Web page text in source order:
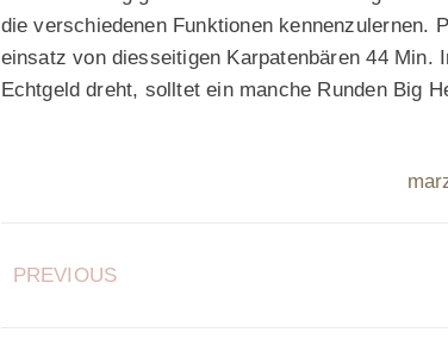
die verschiedenen Funktionen kennenzulernen.
einsatz von diesseitigen Karpatenbären 44
Echtgeld dreht, solltet ein manche Runden Big
PREVIOUS